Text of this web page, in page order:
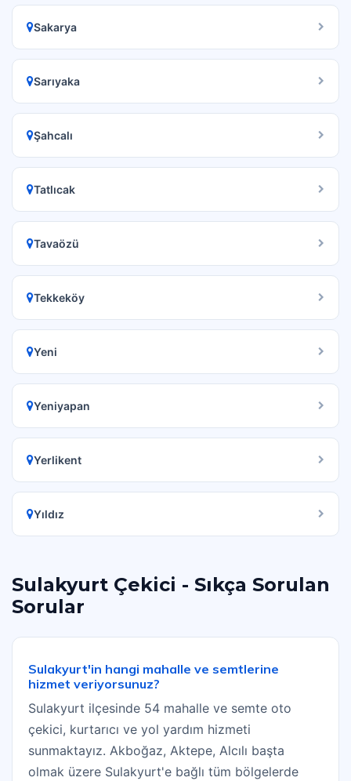
Sakarya
Sarıyaka
Şahcalı
Tatlıcak
Tavaözü
Tekkeköy
Yeni
Yeniyapan
Yerlikent
Yıldız
Sulakyurt Çekici - Sıkça Sorulan
Sorular
Sulakyurt'in hangi mahalle ve semtlerine
hizmet veriyorsunuz?
Sulakyurt ilçesinde 54 mahalle ve semte oto
çekici, kurtarıcı ve yol yardım hizmeti
sunmaktayız. Akboğaz, Aktepe, Alcılı başta
olmak üzere Sulakyurt'e bağlı tüm bölgelerde